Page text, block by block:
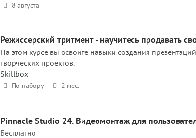
8 августа
Режиссерский тритмент - научитесь продавать
На этом курсе вы освоите навыки создания
творческих проектов.
Skillbox
По набору 2 мес.
Pinnacle Studio 24. Видеомонтаж для
Бесплатно